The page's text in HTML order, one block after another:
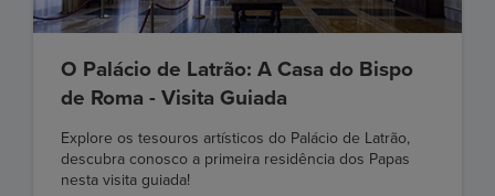
O Palácio de Latrão: A Casa do Bispo
de Roma - Visita Guiada
Explore os tesouros artísticos do Palácio de Latrão,
descubra conosco a primeira residência dos Papas
nesta visita guiada!